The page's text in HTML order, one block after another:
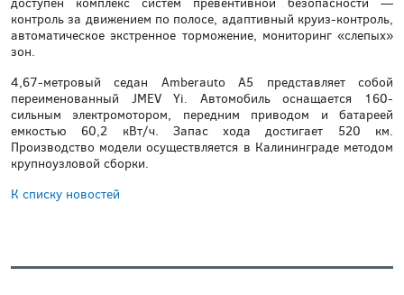
контроль за движением по полосе, адаптивный круиз-контроль,
автоматическое экстренное торможение, мониторинг «слепых»
зон.
4,67-метровый седан Amberauto A5 представляет собой
переименованный JMEV Yi. Автомобиль оснащается 160-
сильным электромотором, передним приводом и батареей
емкостью 60,2 кВт/ч. Запас хода достигает 520 км.
Производство модели осуществляется в Калининграде методом
крупноузловой сборки.
К списку новостей